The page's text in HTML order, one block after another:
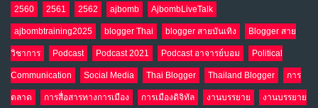
2560 2561 2562 ajbomb AjbombLiveTalk
ajbombtraining2025 blogger Thai blogger สายบันเทิง Blogger สาย
วิชาการ Podcast Podcast 2021 Podcast อาจารย์บอม Political
Communication Social Media Thai Blogger Thailand Blogger การ
ตลาด การสื่อสารทางการเมือง การเมืองดิจิทัล งานบรรยาย งานบรรยาย